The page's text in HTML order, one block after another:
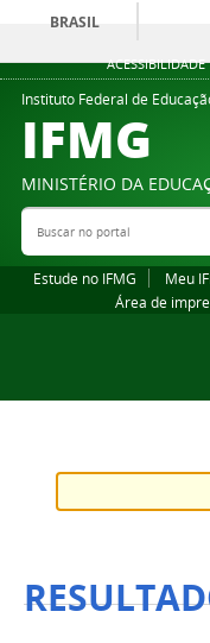
ACESSIBILIDADE
BRASIL
Instituto Federal de
IFMG
MINISTÉRIO DA
Buscar no portal
Estude no IFMG Meu
Área de